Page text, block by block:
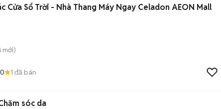
Cửa Sổ Trời - Nhà Thang Máy Ngay Celadon AEON Mall
mới)
1 đã bán
sóc da